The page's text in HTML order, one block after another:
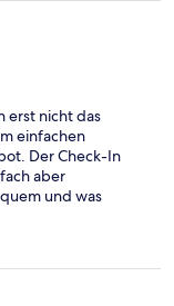
erst nicht das
einfachen
Der Check-In
aber
und was
wieder dort